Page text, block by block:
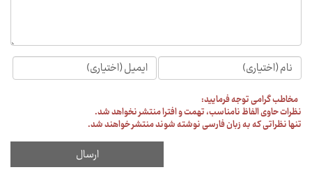
مخاطب گرامی توجه فرمایید:
نظرات حاوی الفاظ نامناسب، تهمت و افترا منتشر نخواهد شد.
تنها نظراتی که به زبان فارسی نوشته شوند منتشر خواهند شد.